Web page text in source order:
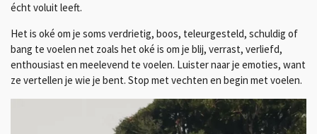
écht voluit leeft.
Het is oké om je soms verdrietig, boos, teleurgesteld, schuldig of
bang te voelen net zoals het oké is om je blij, verrast, verliefd,
enthousiast en meelevend te voelen. Luister naar je emoties, want
ze vertellen je wie je bent. Stop met vechten en begin met voelen.